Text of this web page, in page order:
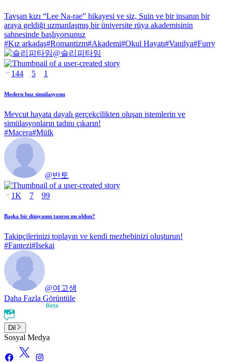
Tavşan kızı “Lee Na-rae” hikayesi ve siz, Suin ve bir insanın bir
araya geldiği uzmanlaşmış bir üniversite rüya akademisinin
sahnesinde başlıyorsunuz
#Kız arkadaş#Romantizm#Akademi#Okul Hayatı#Vanilya#Furry
@슬리피타임
144 5 1
Modern buz simülasyonu
Mevcut hayata dayalı gerçekçilikten oluşan istemlerin ve
simülasyonların tadını çıkarın!
#Macera#Mülk
@반토
1K 7 99
Başka bir dünyanın tanrısı mı oldun?
Takipçilerinizi toplayın ve kendi mezhebinizi oluşturun!
#Fantezi#Isekai
@여고생
Daha Fazla Görüntüle
Dil
Sosyal Medya